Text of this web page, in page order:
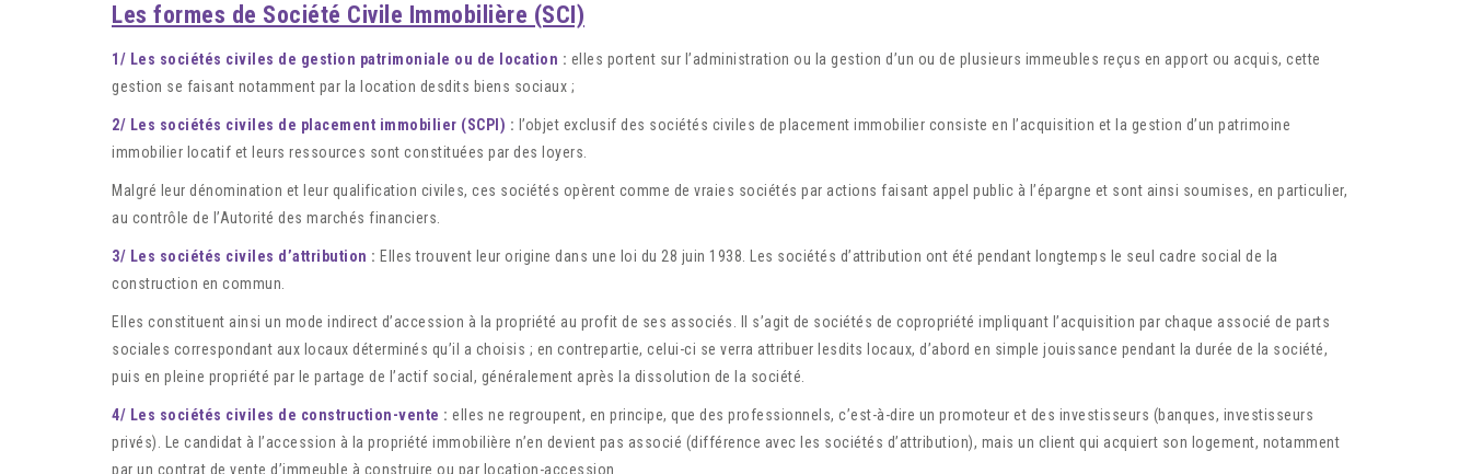
Les formes de Société Civile Immobilière (SCI)
1/ Les sociétés civiles de gestion patrimoniale ou de location : elles portent sur l’administration ou la gestion d’un ou de plusieurs immeubles reçus en apport ou acquis, cette
gestion se faisant notamment par la location desdits biens sociaux ;
2/ Les sociétés civiles de placement immobilier (SCPI) : l’objet exclusif des sociétés civiles de placement immobilier consiste en l’acquisition et la gestion d’un patrimoine
immobilier locatif et leurs ressources sont constituées par des loyers.
Malgré leur dénomination et leur qualification civiles, ces sociétés opèrent comme de vraies sociétés par actions faisant appel public à l’épargne et sont ainsi soumises, en particulier,
au contrôle de l’Autorité des marchés financiers.
3/ Les sociétés civiles d’attribution : Elles trouvent leur origine dans une loi du 28 juin 1938. Les sociétés d’attribution ont été pendant longtemps le seul cadre social de la
construction en commun.
Elles constituent ainsi un mode indirect d’accession à la propriété au profit de ses associés. Il s’agit de sociétés de copropriété impliquant l’acquisition par chaque associé de parts
sociales correspondant aux locaux déterminés qu’il a choisis ; en contrepartie, celui-ci se verra attribuer lesdits locaux, d’abord en simple jouissance pendant la durée de la société,
puis en pleine propriété par le partage de l’actif social, généralement après la dissolution de la société.
4/ Les sociétés civiles de construction-vente : elles ne regroupent, en principe, que des professionnels, c’est-à-dire un promoteur et des investisseurs (banques, investisseurs
privés). Le candidat à l’accession à la propriété immobilière n’en devient pas associé (différence avec les sociétés d’attribution), mais un client qui acquiert son logement, notamment
par un contrat de vente d’immeuble à construire ou par location-accession